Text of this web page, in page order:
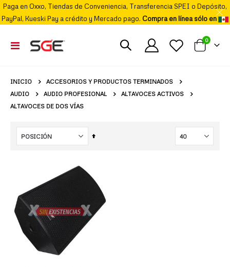
Paga en Oxxo, Tiendas de Conveniencia, Transferencia SPEI o Depósito,
PayPal, Kueski Pay a crédito y Mercado pago. Compra en línea sólo en
Cambiar
Nav
Mi carrito
0
INICIO
ACCESORIOS Y PRODUCTOS TERMINADOS
AUDIO
AUDIO PROFESIONAL
ALTAVOCES ACTIVOS
ALTAVOCES DE DOS VÍAS
Fijar